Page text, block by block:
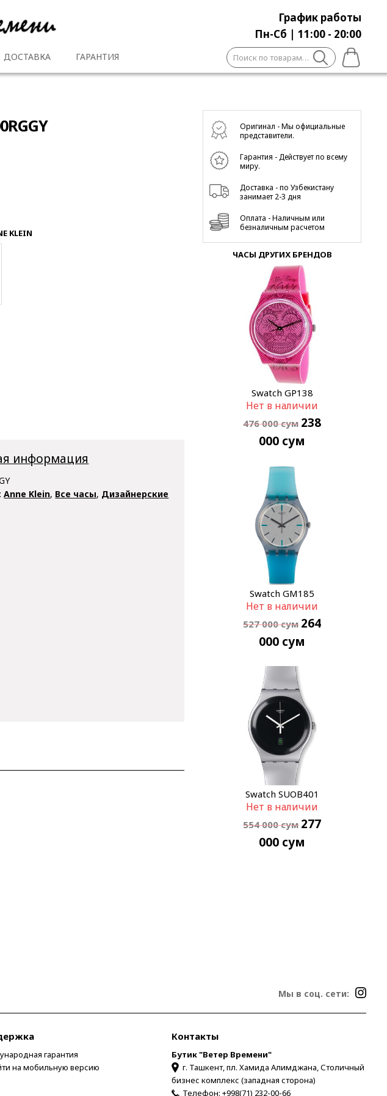
График работы
Пн-Сб | 11:00 - 20:00
ДОСТАВКА ГАРАНТИЯ Искать:
KLEIN
информация
Anne Klein, Все часы, Дизайнерские
Оригинал - Мы официальные
представители.
Гарантия - Действует по всему
миру.
Доставка - по Узбекистану
занимает 2-3 дня
Оплата - Наличным или
безналичным расчетом
ЧАСЫ ДРУГИХ БРЕНДОВ
Swatch GP138
Нет в наличии
476 000сум 238
000 сум
Swatch GM185
Нет в наличии
527 000сум 264
000 сум
Swatch SUOB401
Нет в наличии
554 000сум 277
000 сум
Мы в соц. сети:
гарантия
на мобильную версию
Контакты
Бутик "Ветер Времени"
г. Ташкент, пл. Хамида Алимджана, Столичный
бизнес комплекс (западная сторона)
Телефон: +998(71) 232-00-66